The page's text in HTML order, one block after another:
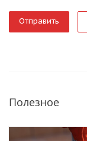
Полезное